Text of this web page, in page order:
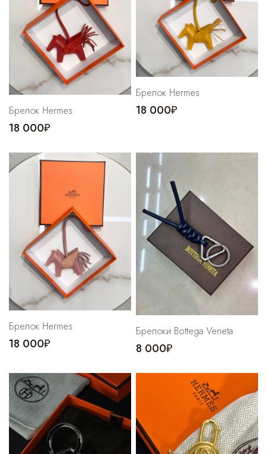
Брелок Hermes
18 000₽
Брелок Hermes
18 000₽
Брелок Hermes
18 000₽
Брелоки Bottega Veneta
8 000₽